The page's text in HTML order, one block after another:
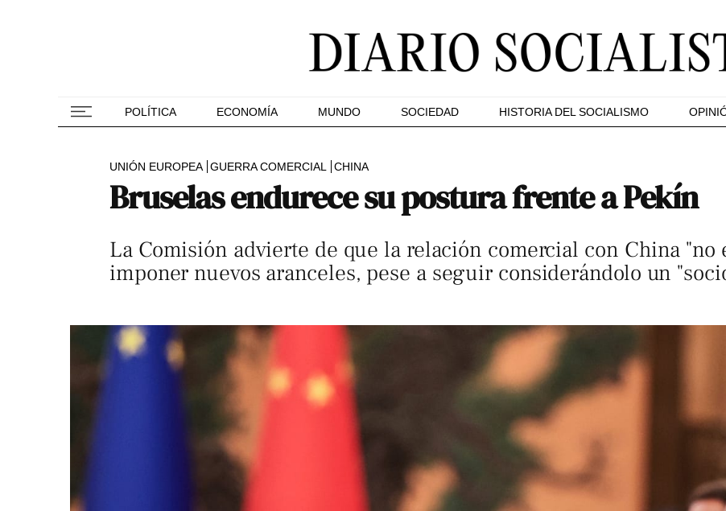
POLÍTICA ECONOMÍA MUNDO SOCIEDAD HISTORIA DEL SOCIALISMO
UNIÓN EUROPEA GUERRA COMERCIAL CHINA
Bruselas endurece su postura frente a Pekín
La Comisión advierte de que la relación comercial con China "no
imponer nuevos aranceles, pese a seguir considerándolo un